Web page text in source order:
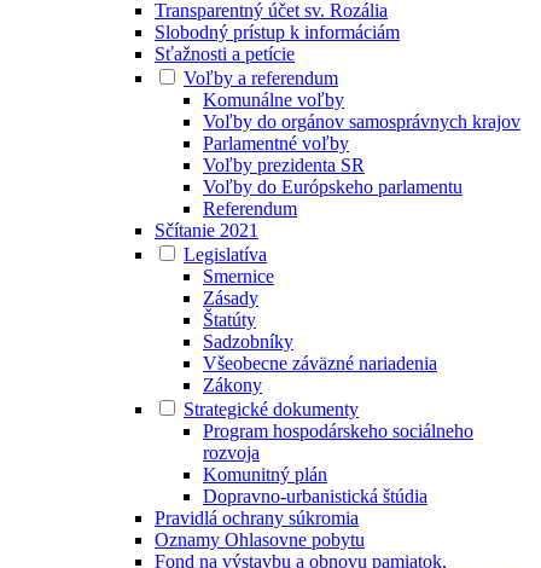
Transparentný účet sv. Rozália
Slobodný prístup k informáciám
Sťažnosti a petície
Voľby a referendum
Komunálne voľby
Voľby do orgánov samosprávnych krajov
Parlamentné voľby
Voľby prezidenta SR
Voľby do Európskeho parlamentu
Referendum
Sčítanie 2021
Legislatíva
Smernice
Zásady
Štatúty
Sadzobníky
Všeobecne záväzné nariadenia
Zákony
Strategické dokumenty
Program hospodárskeho sociálneho
rozvoja
Komunitný plán
Dopravno-urbanistická štúdia
Pravidlá ochrany súkromia
Oznamy Ohlasovne pobytu
Fond na výstavbu a obnovu pamiatok,